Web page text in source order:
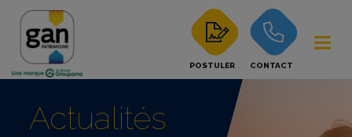
POSTULER CONTACT
Actualités